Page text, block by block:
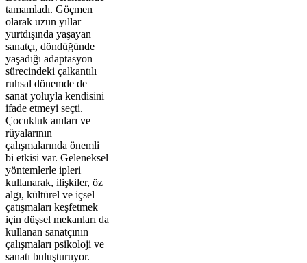
tamamladı. Göçmen
olarak uzun yıllar
yurtdışında yaşayan
sanatçı, döndüğünde
yaşadığı adaptasyon
sürecindeki çalkantılı
ruhsal dönemde de
sanat yoluyla kendisini
ifade etmeyi seçti.
Çocukluk anıları ve
rüyalarının
çalışmalarında önemli
bi etkisi var. Geleneksel
yöntemlerle ipleri
kullanarak, ilişkiler, öz
algı, kültürel ve içsel
çatışmaları keşfetmek
için düşsel mekanları da
kullanan sanatçının
çalışmaları psikoloji ve
sanatı buluşturuyor.